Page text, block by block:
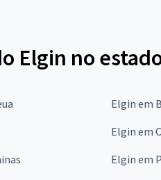
Elgin no
Elgin em
Elgin em
Elgin em